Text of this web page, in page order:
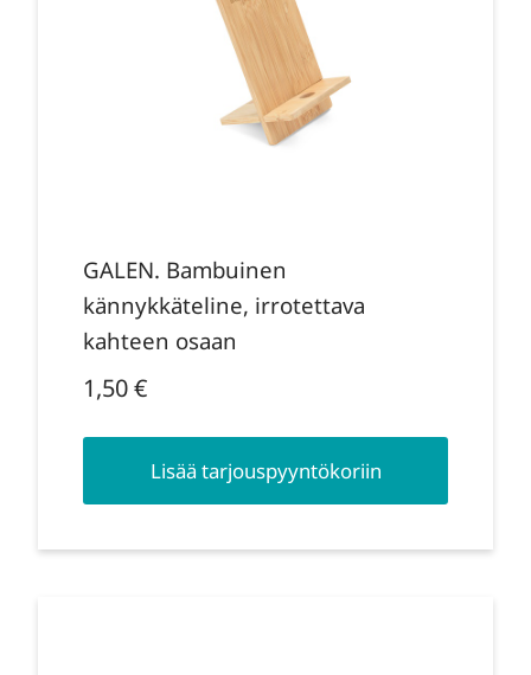
GALEN. Bambuinen
kännykkäteline, irrotettava
kahteen osaan
1,50€
Lisää tarjouspyyntökoriin